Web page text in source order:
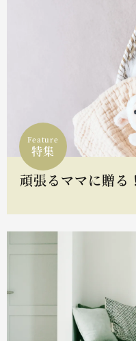
Feature
特集
頑張るママに贈る